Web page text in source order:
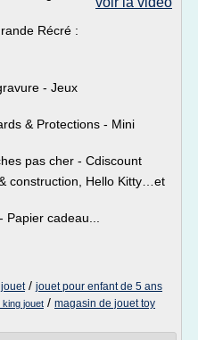
Récré :
- Jeux
& Protections - Mini
pas cher - Cdiscount
construction, Hello Kitty…et
cadeau...
/ jouet pour enfant de 5 ans
jouet / magasin de jouet toy